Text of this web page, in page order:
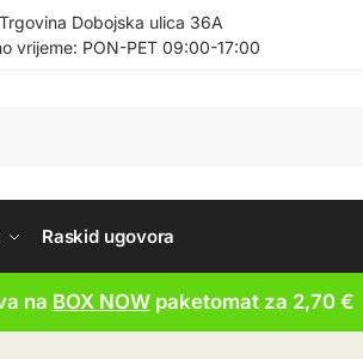
Trgovina Dobojska ulica 36A
vrijeme: PON-PET 09:00-17:00
Raskid ugovora
na BOX NOWpaketomat za 2,70 €